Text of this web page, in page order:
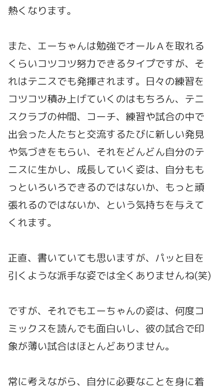
熱くなります。
また、エーちゃんは勉強でオールＡを取れる
くらいコツコツ努力できるタイプですが、そ
れはテニスでも発揮されます。日々の練習を
コツコツ積み上げていくのはもちろん、テニ
スクラブの仲間、コーチ、練習や試合の中で
出会った人たちと交流するたびに新しい発見
や気づきをもらい、それをどんどん自分のテ
ニスに生かし、成長していく姿は、自分もも
っといろいろできるのではないか、もっと頑
張れるのではないか、という気持ちを与えて
くれます。
正直、書いていても思いますが、パッと目を
引くような派手な姿では全くありませんね(笑)
ですが、それでもエーちゃんの姿は、何度コ
ミックスを読んでも面白いし、彼の試合で印
象が薄い試合はほとんどありません。
常に考えながら、自分に必要なことを身に着